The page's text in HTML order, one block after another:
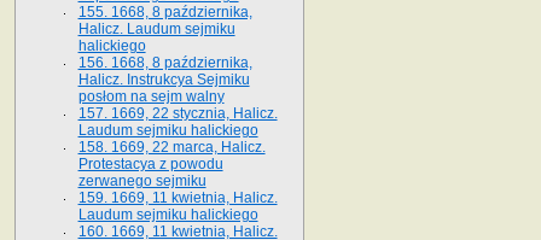
155. 1668, 8 października,
Halicz. Laudum sejmiku
halickiego
156. 1668, 8 października,
Halicz. Instrukcya Sejmiku
posłom na sejm walny
157. 1669, 22 stycznia, Halicz.
Laudum sejmiku halickiego
158. 1669, 22 marca, Halicz.
Protestacya z powodu
zerwanego sejmiku
159. 1669, 11 kwietnia, Halicz.
Laudum sejmiku halickiego
160. 1669, 11 kwietnia, Halicz.